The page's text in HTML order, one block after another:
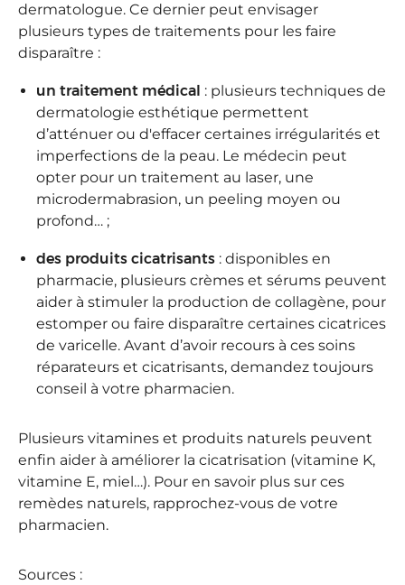
dermatologue. Ce dernier peut envisager
plusieurs types de traitements pour les faire
disparaître :
un traitement médical : plusieurs techniques de
dermatologie esthétique permettent
d’atténuer ou d'effacer certaines irrégularités et
imperfections de la peau. Le médecin peut
opter pour un traitement au laser, une
microdermabrasion, un peeling moyen ou
profond… ;
des produits cicatrisants : disponibles en
pharmacie, plusieurs crèmes et sérums peuvent
aider à stimuler la production de collagène, pour
estomper ou faire disparaître certaines cicatrices
de varicelle. Avant d’avoir recours à ces soins
réparateurs et cicatrisants, demandez toujours
conseil à votre pharmacien.
Plusieurs vitamines et produits naturels peuvent
enfin aider à améliorer la cicatrisation (vitamine K,
vitamine E, miel…). Pour en savoir plus sur ces
remèdes naturels, rapprochez-vous de votre
pharmacien.
Sources :